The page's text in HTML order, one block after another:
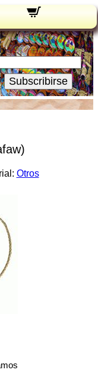
Novedades:
Su Email:
Subscribirse
Otros